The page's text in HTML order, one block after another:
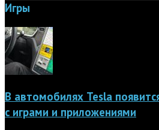
Игры
В автомобилях Tesla
с играми и приложениями